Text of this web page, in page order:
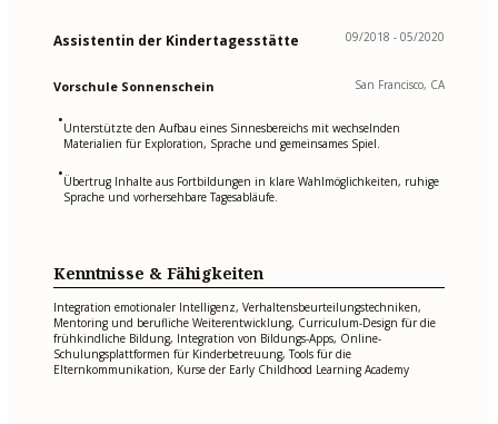
Assistentin der Kindertagesstätte 09/2018 - 05/2020
Vorschule Sonnenschein San Francisco, CA
•Unterstützte den Aufbau eines Sinnesbereichs mit wechselnden
Materialien für Exploration, Sprache und gemeinsames Spiel.
•Übertrug Inhalte aus Fortbildungen in klare Wahlmöglichkeiten, ruhige
Sprache und vorhersehbare Tagesabläufe.
Kenntnisse & Fähigkeiten
Integration emotionaler Intelligenz, Verhaltensbeurteilungstechniken,
Mentoring und berufliche Weiterentwicklung, Curriculum-Design für die
frühkindliche Bildung, Integration von Bildungs-Apps, Online-
Schulungsplattformen für Kinderbetreuung, Tools für die
Elternkommunikation, Kurse der Early Childhood Learning Academy